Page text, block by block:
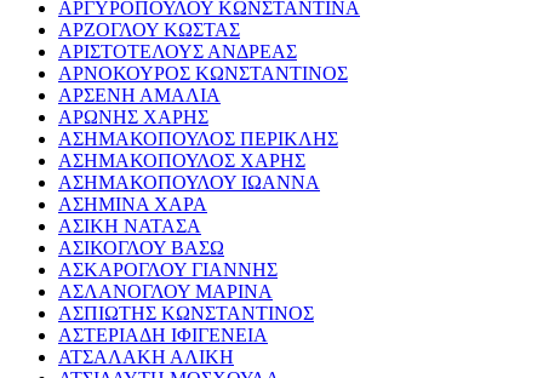
ΑΡΓΥΡΟΠΟΥΛΟΥ ΚΩΝΣΤΑΝΤΙΝΑ
ΑΡΖΟΓΛΟΥ ΚΩΣΤΑΣ
ΑΡΙΣΤΟΤΕΛΟΥΣ ΑΝΔΡΕΑΣ
ΑΡΝΟΚΟΥΡΟΣ ΚΩΝΣΤΑΝΤΙΝΟΣ
ΑΡΣΕΝΗ ΑΜΑΛΙΑ
ΑΡΩΝΗΣ ΧΑΡΗΣ
ΑΣΗΜΑΚΟΠΟΥΛΟΣ ΠΕΡΙΚΛΗΣ
ΑΣΗΜΑΚΟΠΟΥΛΟΣ ΧΑΡΗΣ
ΑΣΗΜΑΚΟΠΟΥΛΟΥ ΙΩΑΝΝΑ
ΑΣΗΜΙΝΑ ΧΑΡΑ
ΑΣΙΚΗ ΝΑΤΑΣΑ
ΑΣΙΚΟΓΛΟΥ ΒΑΣΩ
ΑΣΚΑΡΟΓΛΟΥ ΓΙΑΝΝΗΣ
ΑΣΛΑΝΟΓΛΟΥ ΜΑΡΙΝΑ
ΑΣΠΙΩΤΗΣ ΚΩΝΣΤΑΝΤΙΝΟΣ
ΑΣΤΕΡΙΑΔΗ ΙΦΙΓΕΝΕΙΑ
ΑΤΣΑΛΑΚΗ ΑΛΙΚΗ